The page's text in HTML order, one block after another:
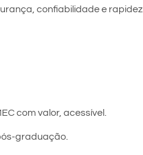
confiabilidade e rapidez.
com valor, acessível.
graduação.